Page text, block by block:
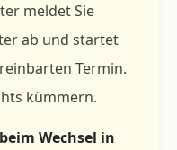
meldet Sie
ab und startet
Termin.
kümmern.
Wechsel in